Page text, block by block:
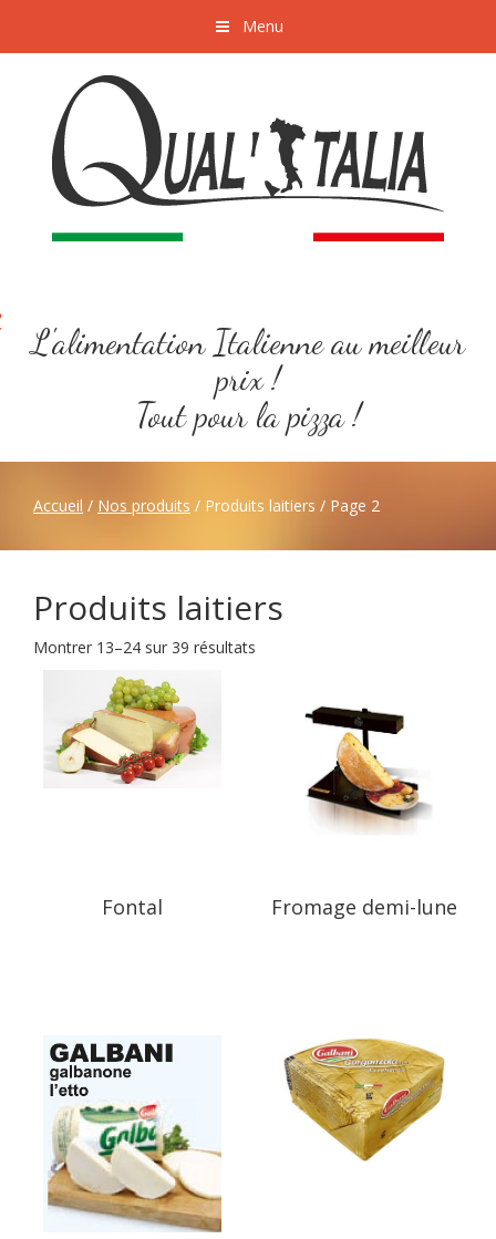
Menu
L'alimentation Italienne au meilleur
prix !
Tout pour la pizza !
Accueil / Nos produits / Produits laitiers / Page 2
Produits laitiers
Montrer 13–24 sur 39 résultats
Fontal Fromage demi-lune